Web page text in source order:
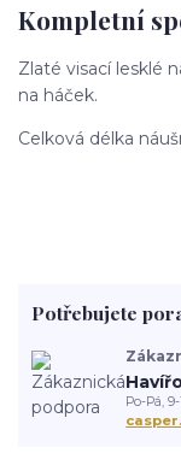
Kompletní
Zlaté visací lesklé
na háček.
Celková délka
Potřebujete
Po-Pá,